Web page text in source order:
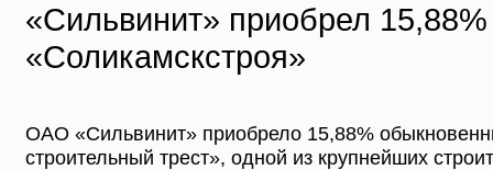
«Сильвинит» приобрел
«Соликамскстроя»
ОАО «Сильвинит» приобрело 15,88%
строительный трест», одной из крупнейших